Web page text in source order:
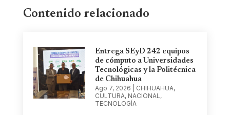
Contenido relacionado
Entrega SEyD 242 equipos
de cómputo a Universidades
Tecnológicas y la Politécnica
de Chihuahua
Ago 7, 2026
CHIHUAHUA,
CULTURA, NACIONAL ,
TECNOLOGÍA